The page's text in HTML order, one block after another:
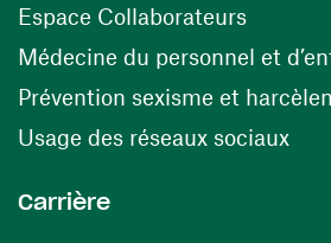
Espace Collaborateurs(ouvre
Médecine du personnel et
Prévention sexisme et
Usage des réseaux sociaux
Carrière